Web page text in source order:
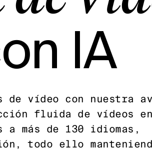
IA
vídeo con nuestra
fluida de vídeos en
más de 130 idiomas,
todo ello